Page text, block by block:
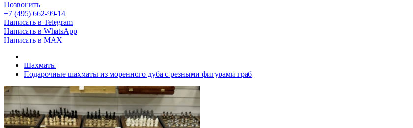
Позвонить
+7 (495) 662-99-14
Написать в Telegram
Написать в WhatsApp
Написать в MAX
Шахматы
Подарочные шахматы из моренного дуба с резными фигурами граб